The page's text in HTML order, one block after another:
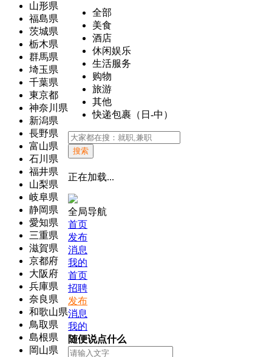
山形県
福島県
茨城県
栃木県
群馬県
埼玉県
千葉県
東京都
神奈川県
新潟県
長野県
富山県
石川県
福井県
山梨県
岐阜県
静岡県
愛知県
三重県
滋賀県
京都府
大阪府
兵庫県
奈良県
和歌山県
鳥取県
島根県
岡山県
全部
美食
酒店
休闲娱乐
生活服务
购物
旅游
其他
快递包裹（日-中）
搜索
正在加载...
全局导航
首页
发布
消息
我的
首页
招聘
发布
消息
我的
随便说点什么